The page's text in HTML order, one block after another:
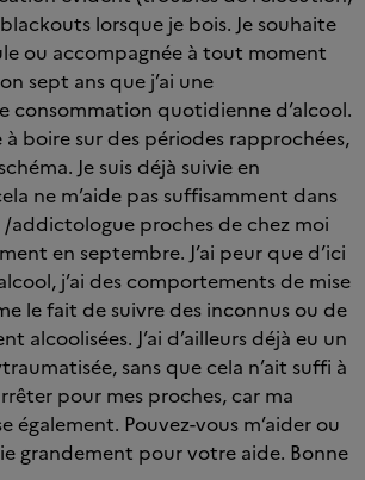
lorsque je bois. Je souhaite
ou accompagnée à tout moment
sept ans que j’ai une
consommation quotidienne d’alcool.
boire sur des périodes rapprochées,
Je suis déjà suivie en
ne m’aide pas suffisamment dans
addictologue proches de chez moi
en septembre. J’ai peur que d’ici
j’ai des comportements de mise
le fait de suivre des inconnus ou de
alcoolisées. J’ai d’ailleurs déjà eu un
sans que cela n’ait suffi à
pour mes proches, car ma
également. Pouvez-vous m’aider ou
grandement pour votre aide. Bonne